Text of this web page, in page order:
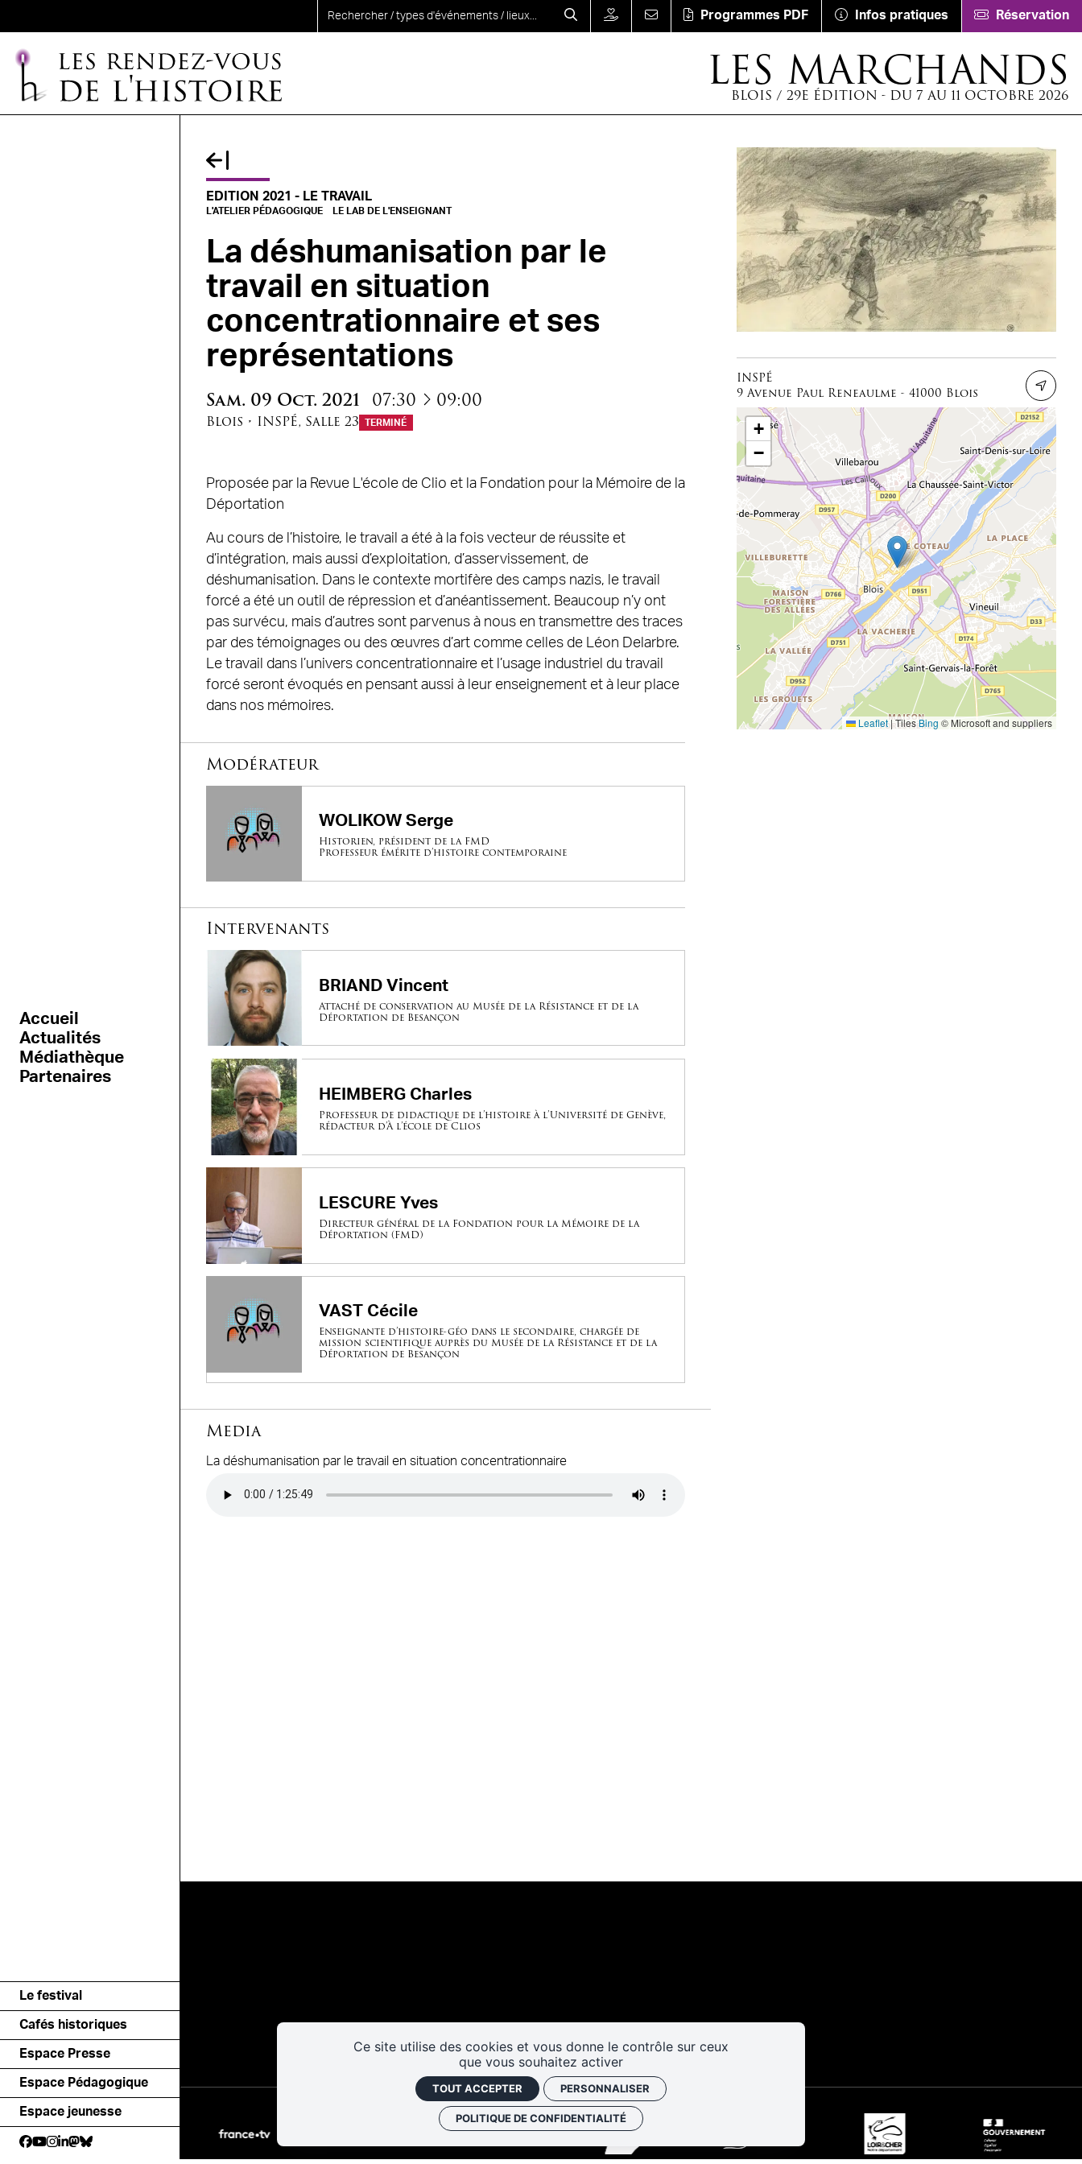
Ce site utilise des cookies et vous donne le contrôle sur ceux
que vous souhaitez activer
TOUT ACCEPTER PERSONNALISER
POLITIQUE DE CONFIDENTIALITÉ
Programmes PDF Infos pratiques Réservation
LES MARCHANDS
BLOIS / 29E ÉDITION - DU 7 AU 11 OCTOBRE 2026
Accueil
Actualités
Médiathèque
Partenaires
Le festival
Cafés historiques
Espace Presse
Espace Pédagogique
Espace jeunesse
EDITION 2021 - LE TRAVAIL
L'ATELIER PÉDAGOGIQUE LE LAB DE L'ENSEIGNANT
La déshumanisation par le
travail en situation
concentrationnaire et ses
représentations
Sam. 09 Oct. 2021 07:30 à
09:00
Blois • INSPÉ, Salle 23 TERMINÉ
Proposée par la Revue L'école de Clio et la Fondation pour la Mémoire de la
Déportation
Au cours de l’histoire, le travail a été à la fois vecteur de réussite et
d’intégration, mais aussi d’exploitation, d’asservissement, de
déshumanisation. Dans le contexte mortifère des camps nazis, le travail
forcé a été un outil de répression et d’anéantissement. Beaucoup n’y ont
pas survécu, mais d’autres sont parvenus à nous en transmettre des traces
par des témoignages ou des œuvres d’art comme celles de Léon Delarbre.
Le travail dans l’univers concentrationnaire et l’usage industriel du travail
forcé seront évoqués en pensant aussi à leur enseignement et à leur place
dans nos mémoires.
Modérateur
WOLIKOW Serge
Historien, président de la FMD
Professeur émérite d’histoire contemporaine
Intervenants
BRIAND Vincent
Attaché de conservation au Musée de la Résistance et de la
Déportation de Besançon
HEIMBERG Charles
Professeur de didactique de l’histoire à l’Université de Genève,
rédacteur d’À l’école de Clios
LESCURE Yves
Directeur général de la Fondation pour la Mémoire de la
Déportation (FMD)
VAST Cécile
Enseignante d’histoire-géo dans le secondaire, chargée de
mission scientifique auprès du Musée de la Résistance et de la
Déportation de Besançon
Media
La déshumanisation par le travail en situation concentrationnaire
INSPÉ
9 Avenue Paul Reneaulme - 41000 Blois
+
−
Leaflet |TilesBing © Microsoft and suppliers